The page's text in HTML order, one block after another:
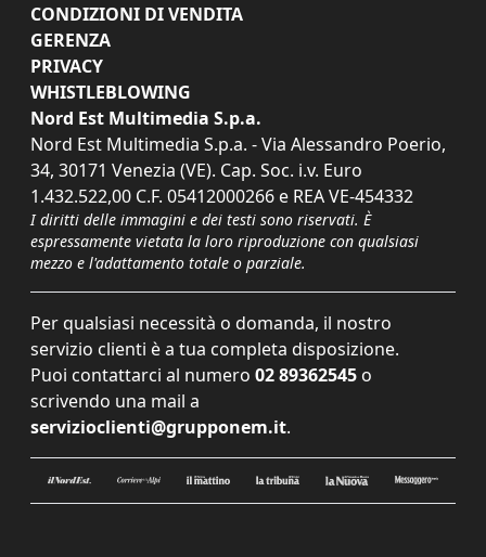
CONDIZIONI DI VENDITA
GERENZA
PRIVACY
WHISTLEBLOWING
Nord Est Multimedia S.p.a.
Nord Est Multimedia S.p.a. - Via Alessandro Poerio,
34, 30171 Venezia (VE). Cap. Soc. i.v. Euro
1.432.522,00 C.F. 05412000266 e REA VE-454332
I diritti delle immagini e dei testi sono riservati. È
espressamente vietata la loro riproduzione con qualsiasi
mezzo e l'adattamento totale o parziale.
Per qualsiasi necessità o domanda, il nostro
servizio clienti è a tua completa disposizione.
Puoi contattarci al numero 02 89362545 o
scrivendo una mail a
servizioclienti@grupponem.it.